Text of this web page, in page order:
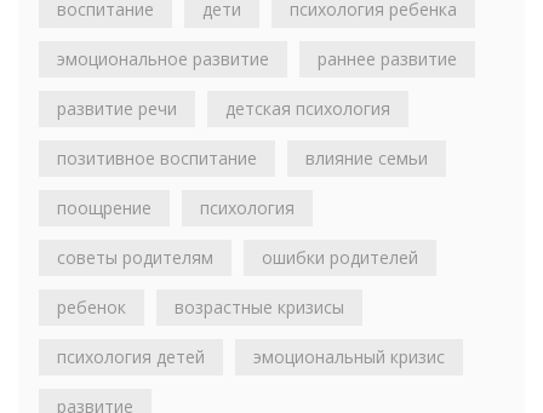
воспитание дети психология ребенка
эмоциональное развитие раннее развитие
развитие речи детская психология
позитивное воспитание влияние семьи
поощрение психология
советы родителям ошибки родителей
ребенок возрастные кризисы
психология детей эмоциональный кризис
развитие